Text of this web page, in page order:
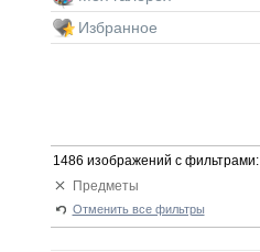
Избранное
1486 изображений с фильтрами:
Предметы
Отменить все фильтры